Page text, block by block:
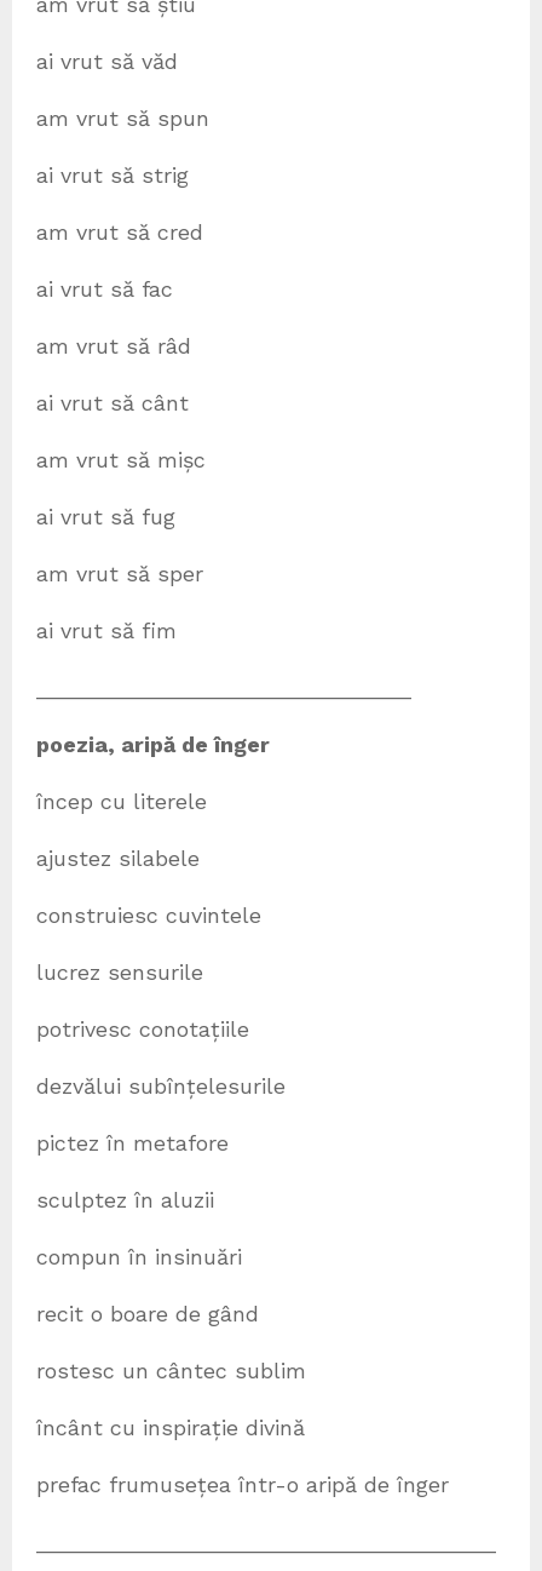
ai vrut să văd
am vrut să spun
ai vrut să strig
am vrut să cred
ai vrut să fac
am vrut să râd
ai vrut să cânt
am vrut să mișc
ai vrut să fug
am vrut să sper
ai vrut să fim
poezia, aripă de înger
încep cu literele
ajustez silabele
construiesc cuvintele
lucrez sensurile
potrivesc conotațiile
dezvălui subînțelesurile
pictez în metafore
sculptez în aluzii
compun în insinuări
recit o boare de gând
rostesc un cântec sublim
încânt cu inspirație divină
prefac frumusețea într-o aripă de înger